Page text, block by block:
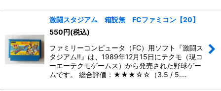
激闘スタジアム 箱説無 FCファミコン【20】
550円(税込)
ファミリーコンピュータ（FC）用ソフト『激闘ス
タジアム!!』は、1989年12月15日にテクモ（現コ
ーエーテクモゲームス）から発売された野球ゲー
ムです。 総合評価：★★★☆☆（3.5 / 5.…